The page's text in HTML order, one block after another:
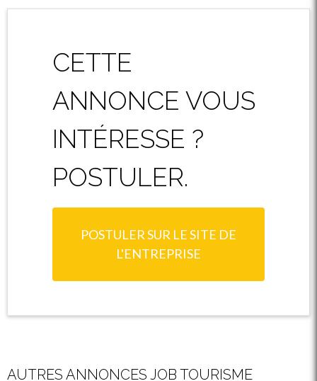
CETTE
ANNONCE VOUS
INTÉRESSE ?
POSTULER.
POSTULER SUR LE SITE DE
L'ENTREPRISE
AUTRES ANNONCES JOB TOURISME